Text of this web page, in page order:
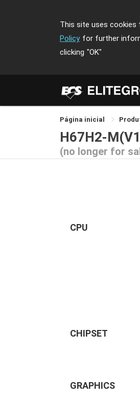
This site uses cookies
Policy for further
clicking "OK"
Página inicial
H67H2-
(no longer for
CPU
CHIPSET
GRAPHICS